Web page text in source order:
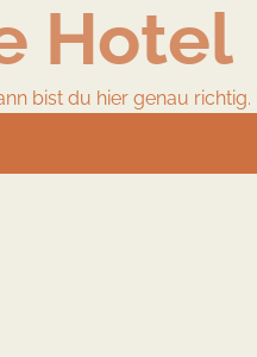
Hotel
bist du hier genau richtig.